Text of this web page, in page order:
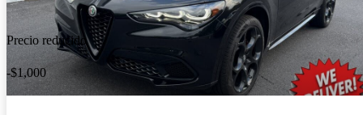
Precio reducido
-$1,000